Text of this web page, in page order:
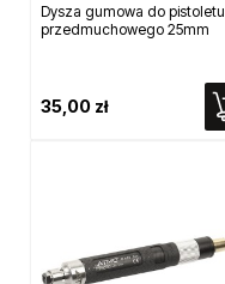
Dysza gumowa do pistoletu
przedmuchowego 25mm
35,00 zł